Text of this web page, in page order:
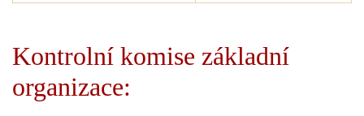
Kontrolní komise základní
organizace: